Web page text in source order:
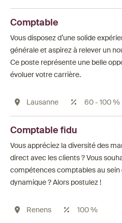
Comptable
Vous disposez d’une solide
générale et aspirez à relever un
Ce poste représente une belle
évoluer votre carrière.
Lausanne 60 - 100 %
Comptable fidu
Vous appréciez la diversité des
direct avec les clients ? Vous
compétences comptables au sein
dynamique ? Alors postulez !
Renens 100 %